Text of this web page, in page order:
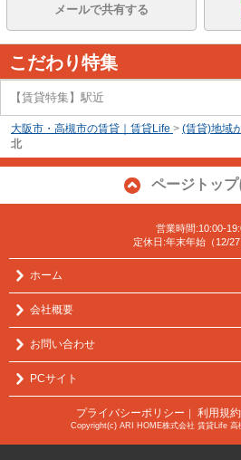
メールで共有する
こだわり特集
【賃貸特集】駅近
大阪市・高槻市の賃貸｜賃貸Life > (賃貸)地域
北
ページトップ
営業時間:10:00-
定休日:年末年始（12/27
ホーム
会社概要
お問い合わせ
PCサイト
プライバシーポリシー 利用規約
Copyright(c) ARI HOME株式会社 賃貸Life